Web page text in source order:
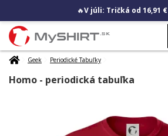
🔥V júli: Tričká od 16,91 €
Geek Periodické Tabuľky
Homo - periodická tabuľka